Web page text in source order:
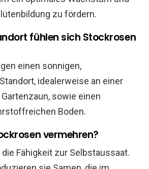
zu fördern.
fühlen sich Stockrosen
einen sonnigen,
idealerweise an einer
sowie einen
Boden.
vermehren?
Fähigkeit zur Selbstaussaat.